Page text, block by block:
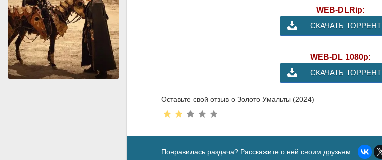
WEB-DLRip:
СКАЧАТЬ ТОРРЕНТ
WEB-DL 1080p:
СКАЧАТЬ ТОРРЕНТ
Оставьте свой отзыв о Золото Умальты (2024)
Понравилась раздача? Расскажите о ней своим друзьям: